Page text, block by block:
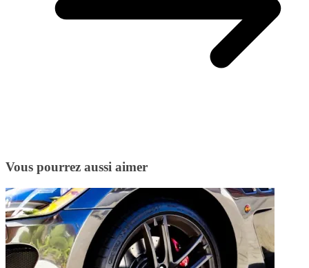
Vous pourrez aussi aimer